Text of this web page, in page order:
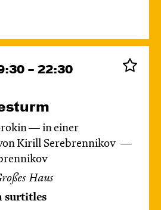
– 22:30
— in einer
Kirill Serebrennikov
Haus
surtitles